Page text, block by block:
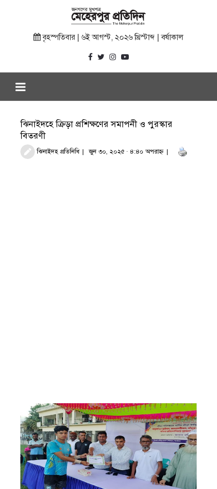
বৃহস্পতিবার | ৬ই আগস্ট, ২০২৬ খ্রিস্টাব্দ | বর্ষাকাল
ঝিনাইদহে ক্রিড়া প্রশিক্ষণের সমাপনী ও পুরস্কার
বিতরণী
ঝিনাইদহ প্রতিনিধি জুন ৩০, ২০২৫ · ৪:৪০ অপরাহ্ণ